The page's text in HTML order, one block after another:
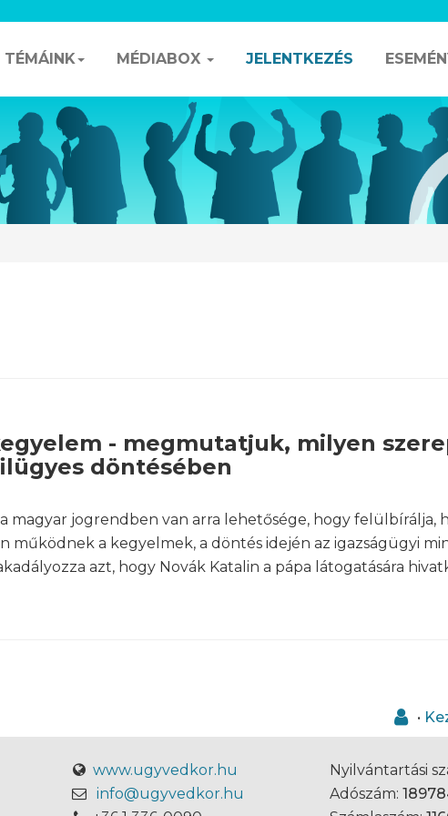
TÉMÁINK MÉDIABOX JELENTKEZÉS
- megmutatjuk, milyen
döntésében
magyar jogrendben van arra lehetősége, hogy felülbírálja,
működnek a kegyelmek, a döntés idején az igazságügyi
azt, hogy Novák Katalin a pápa látogatására
•
www.ugyvedkor.hu
info@ugyvedkor.hu
Nyilvántartási
Adószám: